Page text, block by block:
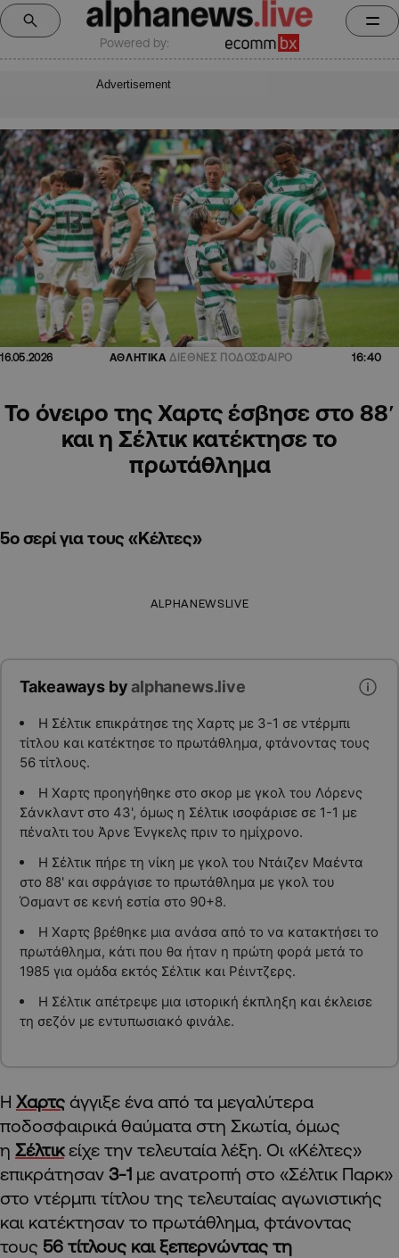
Powered by:
Advertisement
16.05.2026 ΑΘΛΗΤΙΚΑ ΔΙΕΘΝΕΣ ΠΟΔΟΣΦΑΙΡΟ 16:40
Το όνειρο της Χαρτς έσβησε στο 88′
και η Σέλτικ κατέκτησε το
πρωτάθλημα
5ο σερί για τους «Κέλτες»
ALPHANEWSLIVE
Takeaways byalphanews.live
Η Σέλτικ επικράτησε της Χαρτς με 3-1 σε ντέρμπι
τίτλου και κατέκτησε το πρωτάθλημα, φτάνοντας τους
56 τίτλους.
Η Χαρτς προηγήθηκε στο σκορ με γκολ του Λόρενς
Σάνκλαντ στο 43', όμως η Σέλτικ ισοφάρισε σε 1-1 με
πέναλτι του Άρνε Ένγκελς πριν το ημίχρονο.
Η Σέλτικ πήρε τη νίκη με γκολ του Ντάιζεν Μαέντα
στο 88' και σφράγισε το πρωτάθλημα με γκολ του
Όσμαντ σε κενή εστία στο 90+8.
Η Χαρτς βρέθηκε μια ανάσα από το να κατακτήσει το
πρωτάθλημα, κάτι που θα ήταν η πρώτη φορά μετά το
1985 για ομάδα εκτός Σέλτικ και Ρέιντζερς.
Η Σέλτικ απέτρεψε μια ιστορική έκπληξη και έκλεισε
τη σεζόν με εντυπωσιακό φινάλε.
Η Χαρτς άγγιξε ένα από τα μεγαλύτερα
ποδοσφαιρικά θαύματα στη Σκωτία, όμως
η Σέλτικείχε την τελευταία λέξη. Οι «Κέλτες»
επικράτησαν 3-1 με ανατροπή στο «Σέλτικ Παρκ»
στο ντέρμπι τίτλου της τελευταίας αγωνιστικής
και κατέκτησαν το πρωτάθλημα, φτάνοντας
τους 56 τίτλους και ξεπερνώντας τη